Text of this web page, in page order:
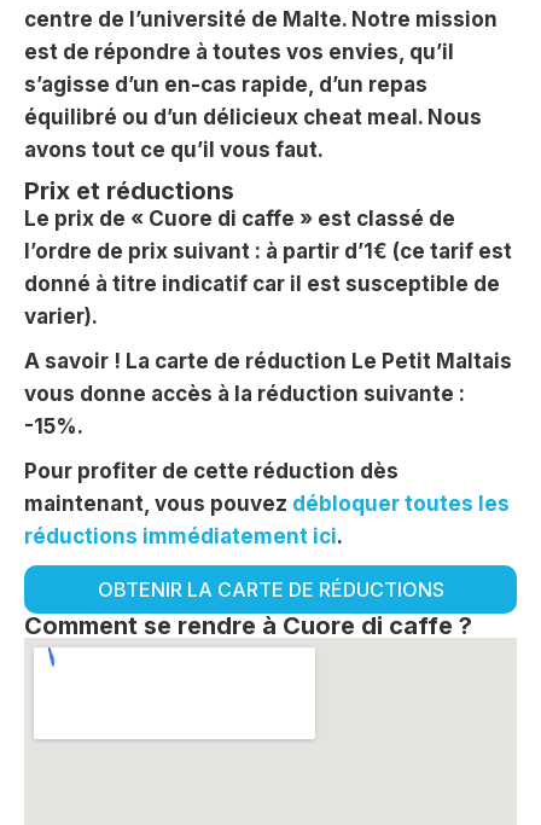
centre de l’université de Malte. Notre mission
est de répondre à toutes vos envies, qu’il
s’agisse d’un en-cas rapide, d’un repas
équilibré ou d’un délicieux cheat meal. Nous
avons tout ce qu’il vous faut.
Prix et réductions
Le prix de « Cuore di caffe » est classé de
l’ordre de prix suivant : à partir d’1€ (ce tarif est
donné à titre indicatif car il est susceptible de
varier).
A savoir ! La carte de réduction Le Petit Maltais
vous donne accès à la réduction suivante :
-15%.
Pour profiter de cette réduction dès
maintenant, vous pouvez débloquer toutes les
réductions immédiatement ici.
OBTENIR LA CARTE DE RÉDUCTIONS
Comment se rendre à Cuore di caffe ?